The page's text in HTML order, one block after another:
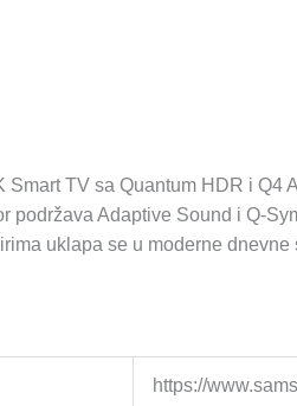
Smart TV sa Quantum HDR i
podržava Adaptive Sound i Q-
uklapa se u moderne dnevne
https://